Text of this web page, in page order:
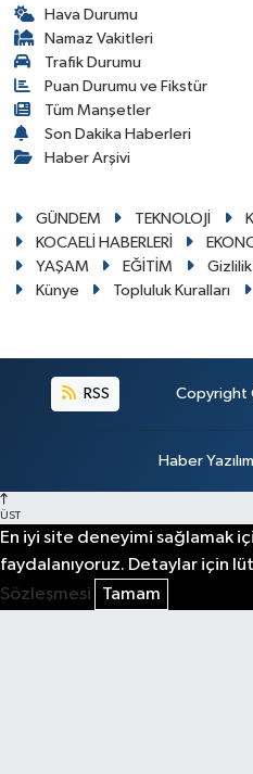
Hava Durumu
Namaz Vakitleri
Trafik Durumu
Puan Durumu ve Fikstür
Tüm Manşetler
Son Dakika Haberleri
Haber Arşivi
GÜNDEM TEKNOLOJİ
KOCAELİ HABERLERİ
YAŞAM
EĞİTİM
Künye
Topluluk Kuralları
RSS Copyright
Haber
ÜST
En iyi site deneyimi sağlamak
faydalanıyoruz. Detaylar için
Sözleşmesi
Tamam